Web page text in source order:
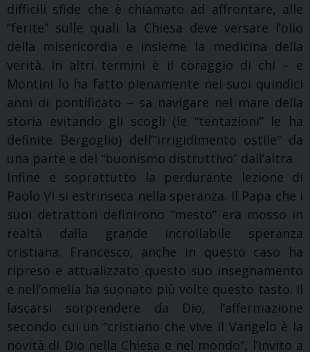
difficili sfide che è chiamato ad affrontare, alle
“ferite” sulle quali la Chiesa deve versare l’olio
della misericordia e insieme la medicina della
verità. In altri termini è il coraggio di chi – e
Montini lo ha fatto pienamente nei suoi quindici
anni di pontificato – sa navigare nel mare della
storia evitando gli scogli (le “tentazioni” le ha
definite Bergoglio) dell’”irrigidimento ostile” da
una parte e del “buonismo distruttivo” dall’altra.
Infine e soprattutto la perdurante lezione di
Paolo VI si estrinseca nella speranza. Il Papa che i
suoi detrattori definirono “mesto” era mosso in
realtà dalla grande incrollabile speranza
cristiana. Francesco, anche in questo caso ha
ripreso e attualizzato questo suo insegnamento
e nell’omelia ha suonato più volte questo tasto. Il
lascarsi sorprendere da Dio, l’affermazione
secondo cui un “cristiano che vive il Vangelo è la
novità di Dio nella Chiesa e nel mondo”, l’invito a